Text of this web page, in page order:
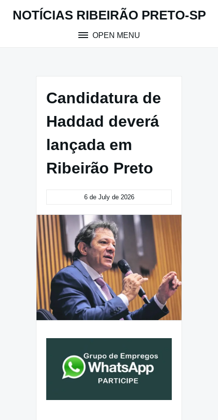
NOTÍCIAS RIBEIRÃO PRETO-SP
OPEN MENU
Candidatura de
Haddad deverá
lançada em
Ribeirão Preto
6 de July de 2026